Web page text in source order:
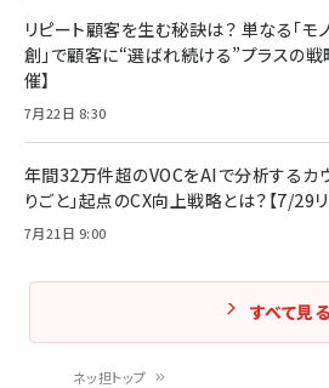
ネッ担トップ
リピート顧客を生む秘訣は？ 単なる「モ
創」で顧客に“選ばれ続ける”プラスの
催】
7月22日 8:30
年間32万件超のVOCをAIで分析するカウ
りごと」起点のCX向上戦略とは？【7/29
7月21日 9:00
すべて見る